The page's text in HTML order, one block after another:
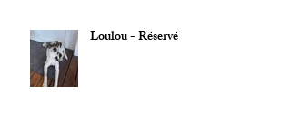
Loulou - Réservé